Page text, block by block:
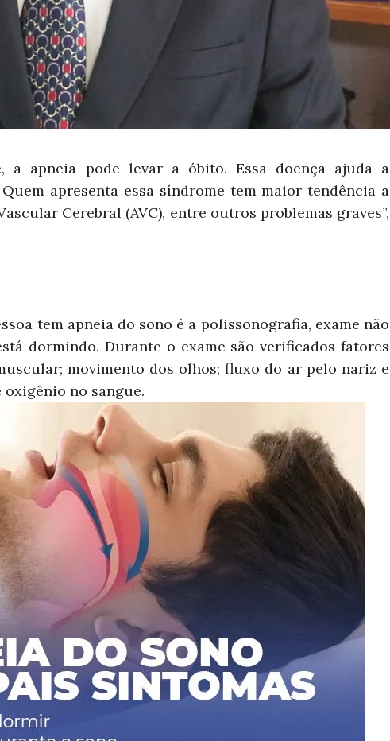
a apneia pode levar a óbito. Essa doença ajuda a
apresenta essa síndrome tem maiortendência a
Cerebral (AVC), entre outros problemas graves”,
tem apneia do sono é a polissonografia, exame não
dormindo. Durante o exame são verificados fatores
movimento dos olhos; fluxo do ar pelo nariz e
no sangue.